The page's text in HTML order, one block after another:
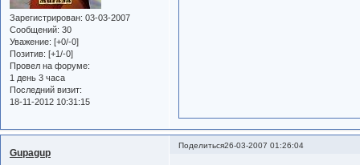
Зарегистрирован: 03-03-2007
Сообщений: 30
Уважение: [+0/-0]
Позитив: [+1/-0]
Провел на форуме:
1 день 3 часа
Последний визит:
18-11-2012 10:31:15
Поделиться26-03-2007 01:26:04
Gupagup